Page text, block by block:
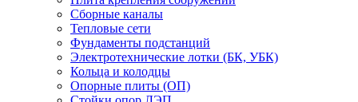
Сборные каналы
Тепловые сети
Фундаменты подстанций
Электротехнические лотки (БК, УБК)
Кольца и колодцы
Опорные плиты (ОП)